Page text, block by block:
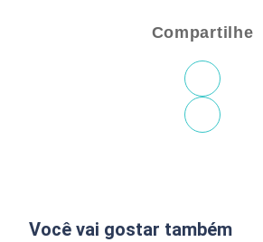
Compartilhe
Você vai gostar também